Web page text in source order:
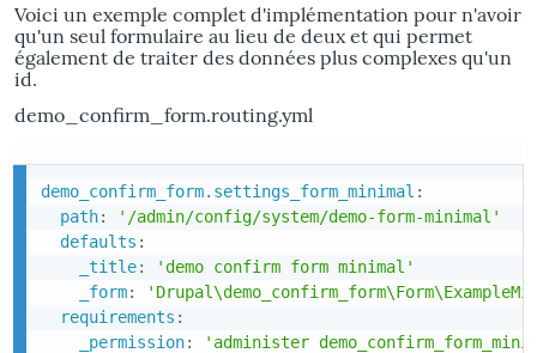
Voici un exemple complet d'implémentation pour n'avoir
qu'un seul formulaire au lieu de deux et qui permet
également de traiter des données plus complexes qu'un
id.
demo_confirm_form.routing.yml
demo_confirm_form.settings_form_minimal :
path:
'/admin/config/system/demo-form-minimal'
defaults :
_title:
'demo confirm form minimal'
_form:
requirements :
_permission: 'administer